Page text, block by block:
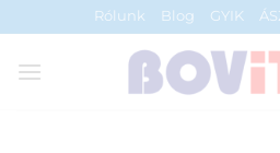
to
content
Rólunk Blog GYIK